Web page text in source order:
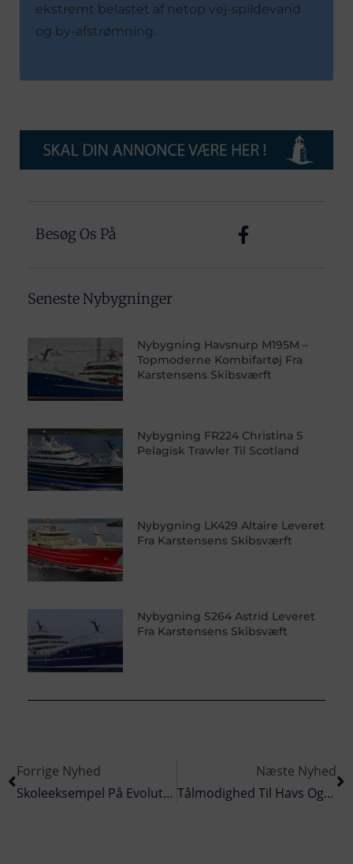
ekstremt belastet af netop vej-spildevand
og by-afstrømning.
Besøg Os På
Seneste Nybygninger
Nybygning Havsnurp M195M –
Topmoderne Kombifartøj Fra
Karstensens Skibsværft
Nybygning FR224 Christina S
Pelagisk Trawler Til Scotland
Nybygning LK429 Altaire Leveret
Fra Karstensens Skibsværft
Nybygning S264 Astrid Leveret
Fra Karstensens Skibsvæft
Forrige Nyhed
Skoleeksempel På Evolution: Sådan Blev Østersøsilden Til Et Evolutionært Mirakel
Næste Nyhed
Tålmodighed Til Havs Og Ved Skærmen: Hvad Fiskere Og Casinospillere Har Til Fælles